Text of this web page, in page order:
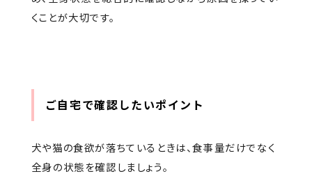
くことが大切です。
ご自宅で確認したいポイント
犬や猫の食欲が落ちているときは、食事量だけでなく
全身の状態を確認しましょう。